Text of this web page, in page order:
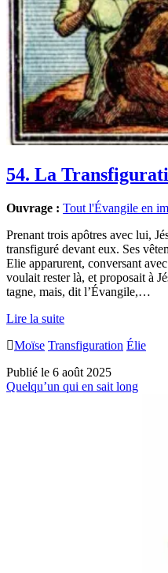
54. La
Ouvrage : Tout l'Évangile en
Pre­nant trois apôtres avec lui,
trans­fi­gu­ré devant eux. Ses
Elie appa­rurent, conver­sant
vou­lait res­ter là, et pro­po­sait à
tagne, mais, dit l’É­van­gile,…
Lire la suite54.
Transfiguration
Moïse Transfiguration Élie
Publié le 6 août 2025
Quelqu’un qui en sait long